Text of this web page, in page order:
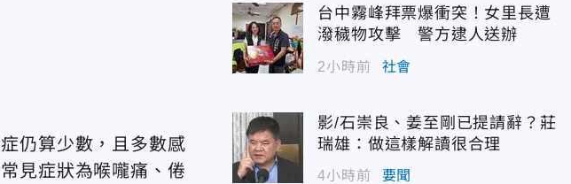
仍算少數，且多數感
見症狀為喉嚨痛、倦
台中霧峰拜票爆衝突！女里長遭
潑穢物攻擊 警方逮人送辦
2小時前 社會
影/石崇良、姜至剛已提請辭？莊
瑞雄：做這樣解讀很合理
4小時前 要聞